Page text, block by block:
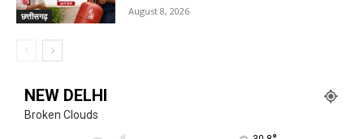
छत्तीसगढ़ August 8, 2026
NEW DELHI
Broken Clouds